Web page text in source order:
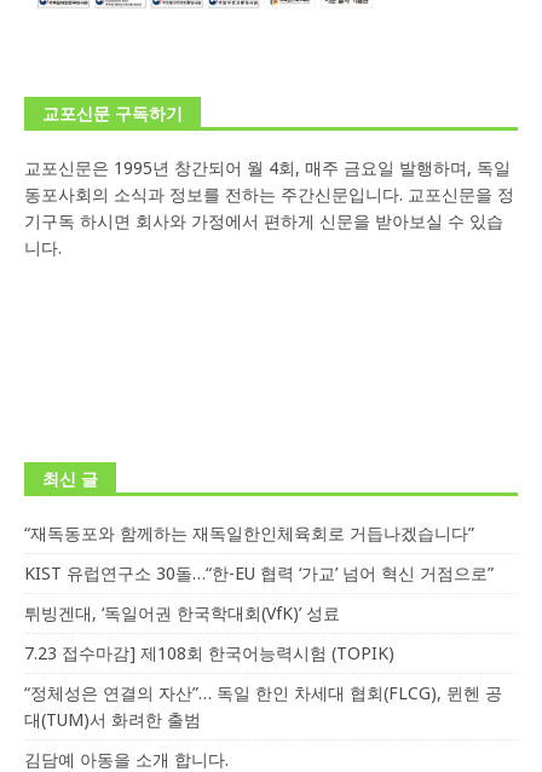
교포신문 구독하기
교포신문은 1995년 창간되어 월 4회, 매주 금요일 발행하며, 독일
동포사회의 소식과 정보를 전하는 주간신문입니다. 교포신문을 정
기구독 하시면 회사와 가정에서 편하게 신문을 받아보실 수 있습
니다.
최신 글
“재독동포와 함께하는 재독일한인체육회로 거듭나겠습니다”
KIST 유럽연구소 30돌…“한-EU 협력 ‘가교’ 넘어 혁신 거점으로”
튀빙겐대, ‘독일어권 한국학대회(VfK)’ 성료
7.23 접수마감] 제108회 한국어능력시험 (TOPIK)
“정체성은 연결의 자산”… 독일 한인 차세대 협회(FLCG), 뮌헨 공
대(TUM)서 화려한 출범
김담예 아동을 소개 합니다.